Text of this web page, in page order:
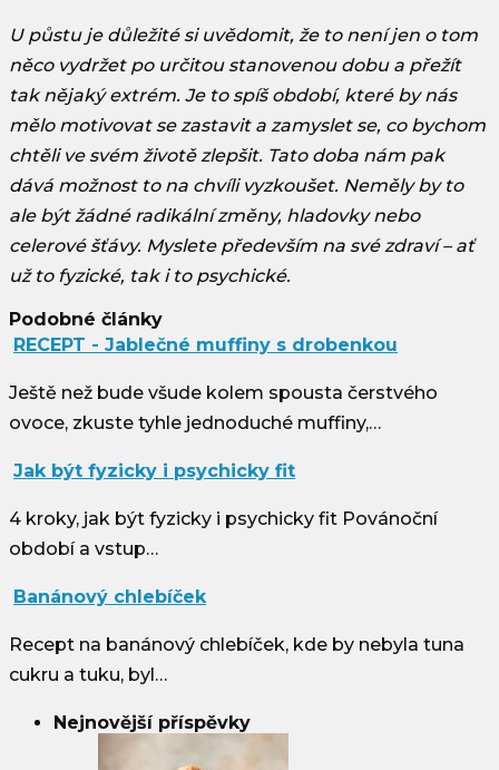
U půstu je důležité si uvědomit, že to není jen o tom
něco vydržet po určitou stanovenou dobu a přežít
tak nějaký extrém. Je to spíš období, které by nás
mělo motivovat se zastavit a zamyslet se, co bychom
chtěli ve svém životě zlepšit. Tato doba nám pak
dává možnost to na chvíli vyzkoušet. Neměly by to
ale být žádné radikální změny, hladovky nebo
celerové šťávy. Myslete především na své zdraví – ať
už to fyzické, tak i to psychické.
Podobné články
RECEPT - Jablečné muffiny s drobenkou
Ještě než bude všude kolem spousta čerstvého
ovoce, zkuste tyhle jednoduché muffiny,…
Jak být fyzicky i psychicky fit
4 kroky, jak být fyzicky i psychicky fit Povánoční
období a vstup…
Banánový chlebíček
Recept na banánový chlebíček, kde by nebyla tuna
cukru a tuku, byl…
Nejnovější příspěvky